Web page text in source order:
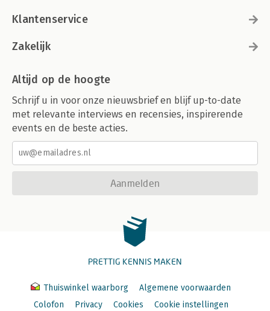
Klantenservice
Zakelijk
Altijd op de hoogte
Schrijf u in voor onze nieuwsbrief en blijf up-to-date
met relevante interviews en recensies, inspirerende
events en de beste acties.
Aanmelden
PRETTIG KENNIS MAKEN
Thuiswinkel waarborg
Algemene voorwaarden
Colofon
Privacy Cookies Cookie instellingen